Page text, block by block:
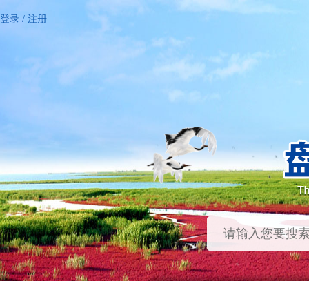
登录 / 注册